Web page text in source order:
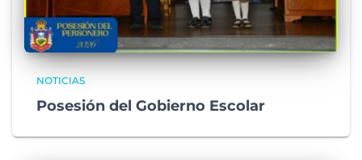
NOTICIAS
Posesión del Gobierno Escolar